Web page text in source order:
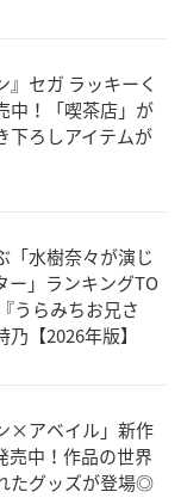
』セガ ラッキーく
中！「喫茶店」が
下ろしアイテムが
「水樹奈々が演じ
ー」ランキングTO
うらみちお兄さ
【2026年版】
×アベイル」新作
売中！作品の世界
たグッズが登場◎